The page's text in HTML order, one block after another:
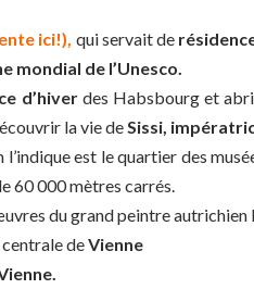
ici!), qui servait de
mondial de l’Unesco.
d’hiverdes Habsbourg et
la vie deSissi,
l’indique est le quartier des
60 000 mètres carrés.
du grand peintre autrichien
deVienne